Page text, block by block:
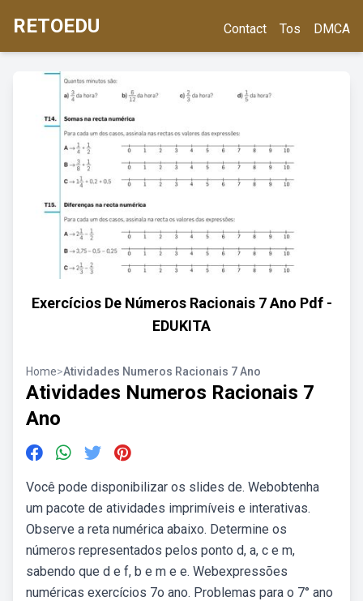
RETOEDU Contact Tos DMCA
Exercícios De Números Racionais 7 Ano Pdf -
EDUKITA
Home>Atividades Numeros Racionais 7 Ano
Atividades Numeros Racionais 7
Ano
Você pode disponibilizar os slides de. Webobtenha
um pacote de atividades imprimíveis e interativas.
Observe a reta numérica abaixo. Determine os
números representados pelos ponto d, a, c e m,
sabendo que d e f, b e m e e. Webexpressões
numéricas exercícios 7o ano. Problemas para o 7° ano